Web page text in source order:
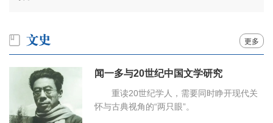
更多
闻一多与20世纪中国文学研究
重读20世纪学人，需要同时睁开现代关
怀与古典视角的“两只眼”。